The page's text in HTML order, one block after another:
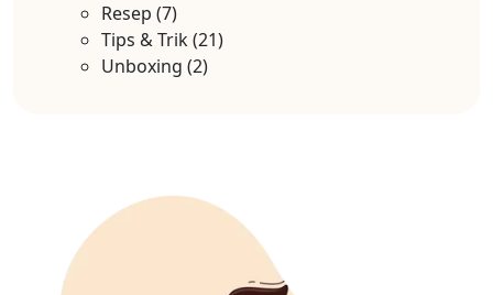
Resep (7)
Tips & Trik(21)
Unboxing (2)